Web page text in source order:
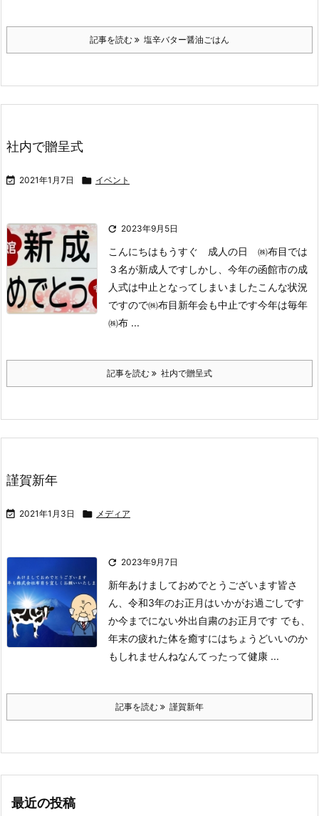
記事を読む 塩辛バター醤油ごはん
社内で贈呈式
 2021年1月7日  イベント
 2023年9月5日
こんにちはもうすぐ 成人の日 ㈱布目では
３名が新成人です しかし、今年の函館市の成
人式は中止となってしまいましたこんな状況
ですので㈱布目新年会も中止です今年は毎年
㈱布 ...
記事を読む 社内で贈呈式
謹賀新年
 2021年1月3日  メディア
 2023年9月7日
新年あけましておめでとうございます皆さ
ん、令和3年のお正月はいかがお過ごしです
か今までにない外出自粛のお正月です でも、
年末の疲れた体を癒すにはちょうどいいのか
もしれませんねなんてったって健康 ...
記事を読む 謹賀新年
最近の投稿